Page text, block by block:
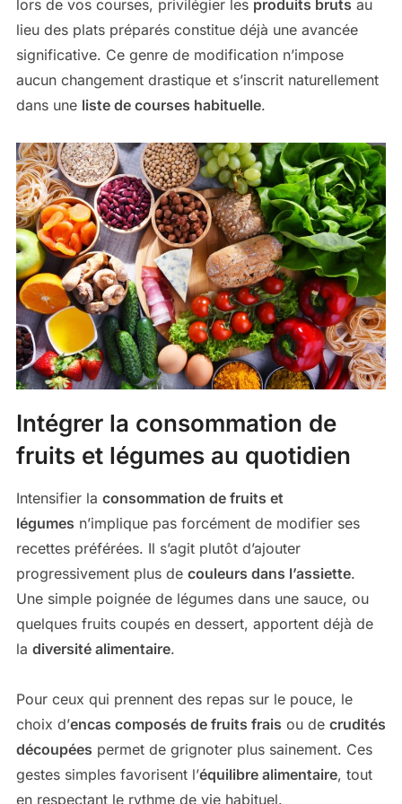
lors de vos courses, privilégier les produits bruts au
lieu des plats préparés constitue déjà une avancée
significative. Ce genre de modification n’impose
aucun changement drastique et s’inscrit naturellement
dans une liste de courses habituelle.
Intégrer la consommation de
fruits et légumes au quotidien
Intensifier la consommation de fruits et
légumes n’implique pas forcément de modifier ses
recettes préférées. Il s’agit plutôt d’ajouter
progressivement plus de couleurs dans l’assiette.
Une simple poignée de légumes dans une sauce, ou
quelques fruits coupés en dessert, apportent déjà de
la diversité alimentaire.
Pour ceux qui prennent des repas sur le pouce, le
choix d’encas composés de fruits frais ou de crudités
découpées permet de grignoter plus sainement. Ces
gestes simples favorisent l’équilibre alimentaire, tout
en respectant le rythme de vie habituel.